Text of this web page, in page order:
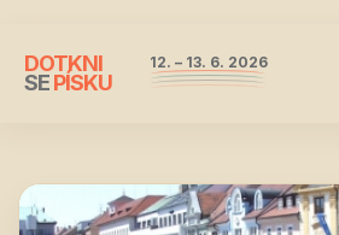
DOTKNI
SEPÍSKU
12. – 13. 6. 2026